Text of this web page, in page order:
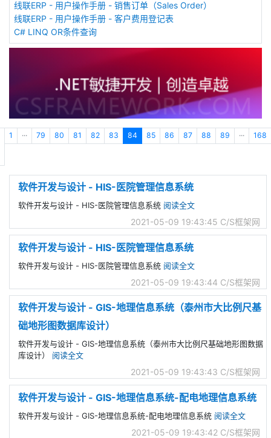
线联ERP - 用户操作手册 - 销售订单（Sales Order）
线联ERP - 用户操作手册 - 客户费用登记表
C# LINQ OR条件查询
1 ··· 79 80 81 82 83 84 85 86 87 88 89 ··· 168
软件开发与设计 - HIS-医院管理信息系统
软件开发与设计 - HIS-医院管理信息系统 阅读全文
2021-05-09 19:43:45 C/S框架网
软件开发与设计 - HIS-医院管理信息系统
软件开发与设计 - HIS-医院管理信息系统 阅读全文
2021-05-09 19:43:44 C/S框架网
软件开发与设计 - GIS-地理信息系统（泰州市大比例尺基
础地形图数据库设计）
软件开发与设计 - GIS-地理信息系统（泰州市大比例尺基础地形图数据
库设计） 阅读全文
2021-05-09 19:43:43 C/S框架网
软件开发与设计 - GIS-地理信息系统-配电地理信息系统
软件开发与设计 - GIS-地理信息系统-配电地理信息系统 阅读全文
2021-05-09 19:43:42 C/S框架网